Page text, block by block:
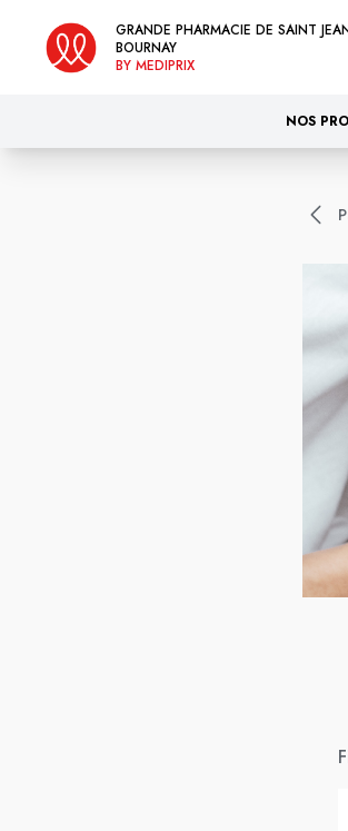
GRANDE PHARMACIE DE SAINT
BOURNAY
BY MEDIPRIX
NOS